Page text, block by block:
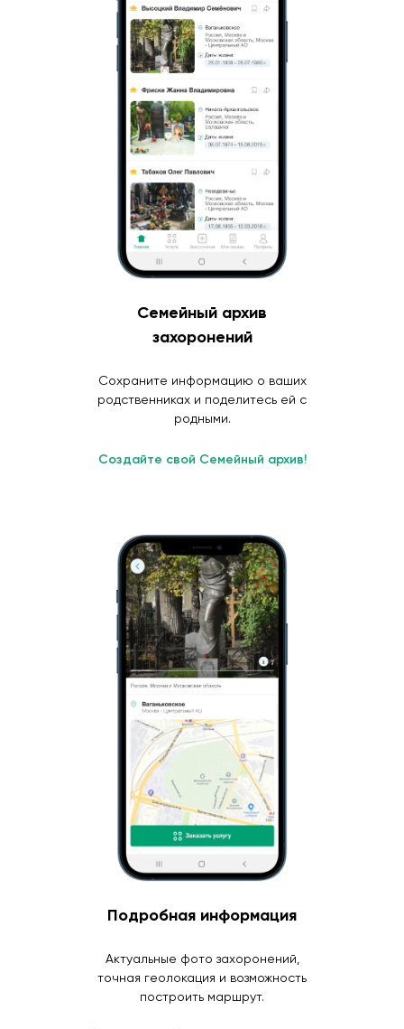
Семейный архив
захоронений
Сохраните информацию о ваших
родственниках и поделитесь ей с
родными.
Создайте свой Семейный архив!
Подробная информация
Актуальные фото захоронений,
точная геолокация и возможность
построить маршрут.